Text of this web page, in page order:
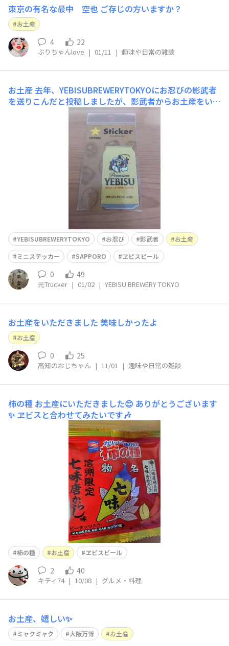
東京の有名な最中 空也 ご存じの方いますか？
お土産
4 22
ぶりちゃんlove | 01/11 | 趣味や日常の雑談
お土産去年、YEBISUBREWERYTOKYOにお忍びの影武者
を送りこんだと投稿しましたが、影武者からお土産をいた
だきました🙇 ありがとうございます❗️👍 https://ybt.sapp
orobeer.jp/announcements/ntus3e9wuhermlxo
YEBISUBREWERYTOKYO お忍び 影武者
お土産
ミニステッカー
SAPPORO ヱビスビール
0 49
元Trucker | 01/02 | YEBISU BREWERY TOKYO
お土産をいただきました 美味しかったよ
お土産
0 25
高知のおじちゃん | 11/01 | 趣味や日常の雑談
柿の種 お土産にいただきました😊 ありがとうございます
✨ ヱビスと合わせてみたいです🎶
柿の種 お土産 ヱビスビール
2 40
キティ74 | 10/08 | グルメ・料理
お土産、嬉しい✨
ミャクミャク 大阪万博 お土産